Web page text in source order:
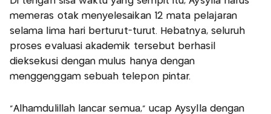
memeras otak menyelesaikan 12 mata pelajaran
selama lima hari berturut-turut. Hebatnya, seluruh
proses evaluasi akademik tersebut berhasil
dieksekusi dengan mulus hanya dengan
menggenggam sebuah telepon pintar.
"Alhamdulillah lancar semua," ucap Aysylla dengan